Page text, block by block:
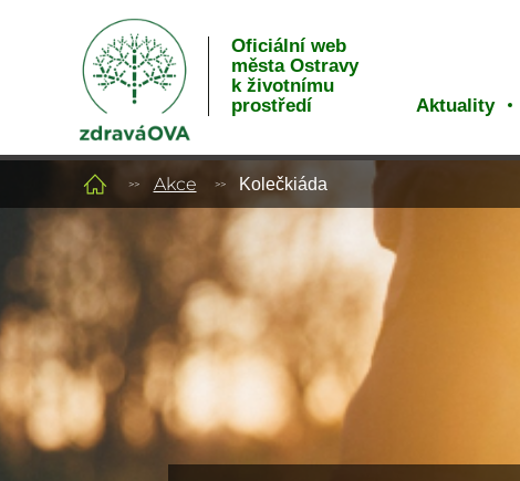
Oficiální web
města Ostravy
k životnímu
prostředí
Aktuality
Akce Kolečkiáda